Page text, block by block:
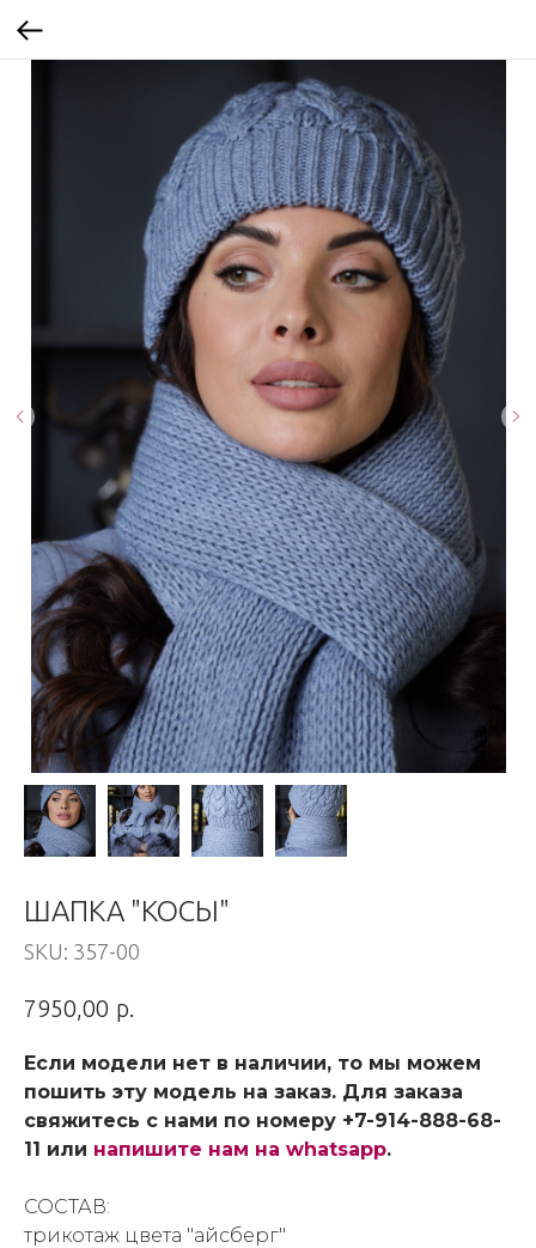
ШАПКА "КОСЫ"
SKU: 357-00
7950,00 р.
Если модели нет в наличии, то мы можем
пошить эту модель на заказ. Для заказа
свяжитесь с нами по номеру +7-914-888-68-
11 или напишите нам на whatsapp.
СОСТАВ:
трикотаж цвета "айсберг"